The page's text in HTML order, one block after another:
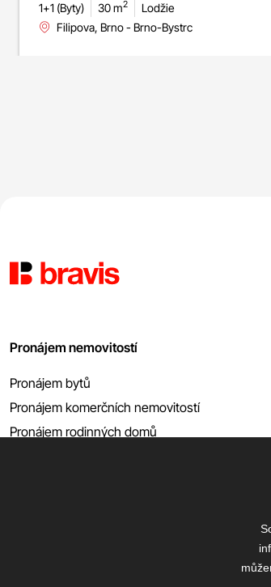
1+1 (Byty) 30 m2
Lodžie
Filipova, Brno - Brno-Bystrc
Pronájem nemovitostí
Pronájem bytů
Pronájem komerčních nemovitostí
Pronájem rodinných domů